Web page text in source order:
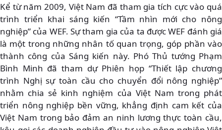
Kể từ năm 2009, Việt Nam đã tham gia tích cực vào quá
trình triển khai sáng kiến “Tầm nhìn mới cho nông
nghiệp” của WEF. Sự tham gia của ta được WEF đánh giá
là một trong những nhân tố quan trọng, góp phần vào
thành công của Sáng kiến này. Phó Thủ tướng Phạm
Bình Minh đã tham dự Phiên họp “Thiết lập chương
trình Nghị sự toàn cầu cho chuyển đổi nông nghiệp”
nhằm chia sẻ kinh nghiệm của Việt Nam trong phát
triển nông nghiệp bền vững, khẳng định cam kết của
Việt Nam trong bảo đảm an ninh lương thực toàn cầu,